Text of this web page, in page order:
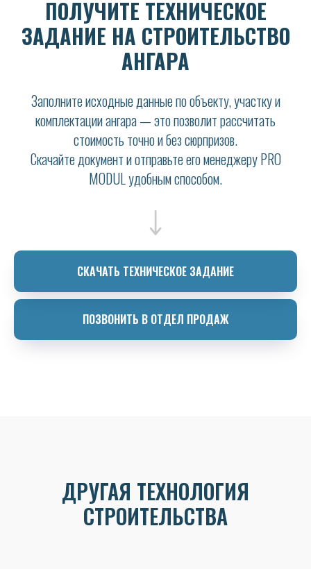
ПОЛУЧИТЕ ТЕХНИЧЕСКОЕ
ЗАДАНИЕ НА СТРОИТЕЛЬСТВО
АНГАРА
Заполните исходные данные по объекту, участку и
комплектации ангара — это позволит рассчитать
стоимость точно и без сюрпризов.
Скачайте документ и отправьте его менеджеру PRO
MODUL удобным способом.
СКАЧАТЬ ТЕХНИЧЕСКОЕ ЗАДАНИЕ
ПОЗВОНИТЬ В ОТДЕЛ ПРОДАЖ
ДРУГАЯ ТЕХНОЛОГИЯ
СТРОИТЕЛЬСТВА